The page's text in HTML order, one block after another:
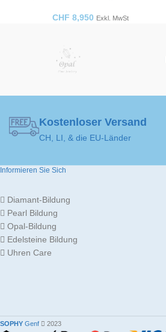
CHF 8,950 Exkl. MwSt
Kostenloser Versand
CH, LI, & die EU-Länder
Informieren Sie Sich
Diamant-Bildung
Pearl Bildung
Opal-Bildung
Edelsteine Bildung
Uhren Care
SOPHY Genf 2023